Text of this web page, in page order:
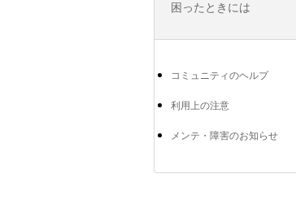
困ったときには
コミュニティのヘルプ
利用上の注意
メンテ・障害のお知らせ